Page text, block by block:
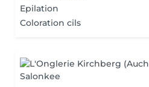
Epilation
Coloration cils